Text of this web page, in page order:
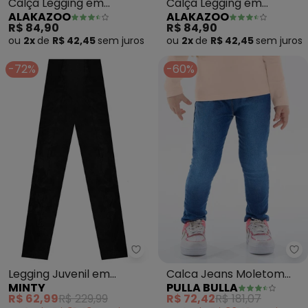
Calça Legging em
Molecotton Felpado
(Rosa)
ALAKAZOO
R$ 84,90
ou 2x de R$ 42,45 sem juros
Calça Legging em
Molecotton Felpado
(Rosa)
ALAKAZOO
R$ 84,90
ou 2x de R$ 42,45 sem juros
-72%
Minty - Legging Juvenil em
Legging Juvenil em
Material Sintético (Preto)
MINTY
R$ 62,99R$ 229,99
-60%
Calca Jeans Moletom
(Azul)
PULLA BULLA
R$ 72,42R$ 181,07